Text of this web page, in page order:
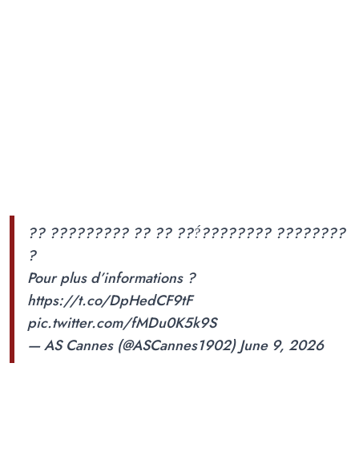
?? ????????? ?? ?? ???́???????? ????????
?
Pour plus d’informations ?
https://t.co/DpHedCF9tF
pic.twitter.com/fMDu0K5k9S
— AS Cannes (@ASCannes1902)June 9, 2026